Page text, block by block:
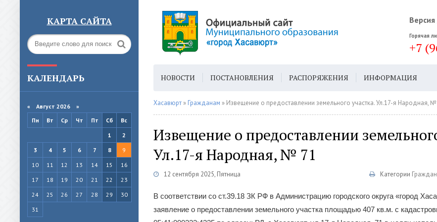
КАРТА САЙТА
Горячая
+7
КАЛЕНДАРЬ
« Август 2026 »
Пн
Вт Ср Чт Пт Сб
Вс
1
2
3
4 5 6 7 8
9
10
11 12 13 14 15
16
17
18 19 20 21 22
23
24
25 26 27 28 29
30
31
НОВОСТИ ПОСТАНОВЛЕНИЯ РАСПОРЯЖЕНИЯ ИНФОРМАЦИЯ
ГОРОДСКАЯ СРЕДА ГЕН. ПЛАН
Хасавюрт » Гражданам » Извещение о предоставлении земельного участка. Ул.17-я Народная,
Извещение о предоставлении
Ул.17-я Народная, № 71
12 сентября 2025, Пятница Категории
В соответствии со ст.39.18 ЗК РФ в Администрацию городского округа «город
заявление о предоставлении земельного участка площадью 407 кв.м. с